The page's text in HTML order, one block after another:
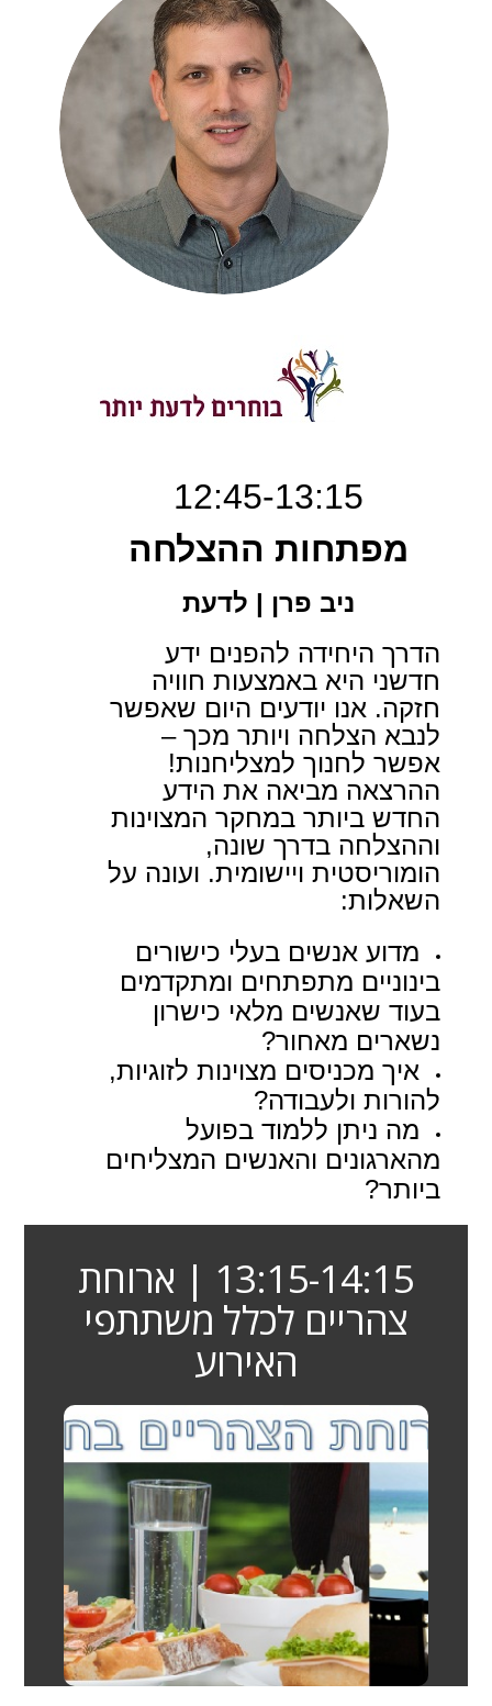
12:45-13:15
מפתחות ההצלחה
ניב פרן | לדעת
הדרך היחידה להפנים ידע
חדשני היא באמצעות חוויה
חזקה. אנו יודעים היום שאפשר
לנבא הצלחה ויותר מכך –
אפשר לחנוך למצליחנות!
ההרצאה מביאה את הידע
החדש ביותר במחקר המצוינות
וההצלחה בדרך שונה,
הומוריסטית ויישומית. ועונה על
השאלות:
מדוע אנשים בעלי כישורים
בינוניים מתפתחים ומתקדמים
בעוד שאנשים מלאי כישרון
נשארים מאחור?
איך מכניסים מצוינות לזוגיות,
להורות ולעבודה?
מה ניתן ללמוד בפועל
מהארגונים והאנשים המצליחים
ביותר?
13:15-14:15 | ארוחת
צהריים לכלל משתתפי
האירוע
ארוחת הצהריים בחסות I.C.I
המכון הישראלי לקולינריה ישומית
בראשות השף קובי מזרחי – השף מהטלויזיה